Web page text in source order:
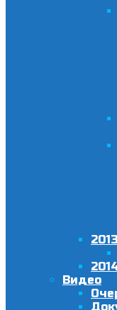
2013
Видео